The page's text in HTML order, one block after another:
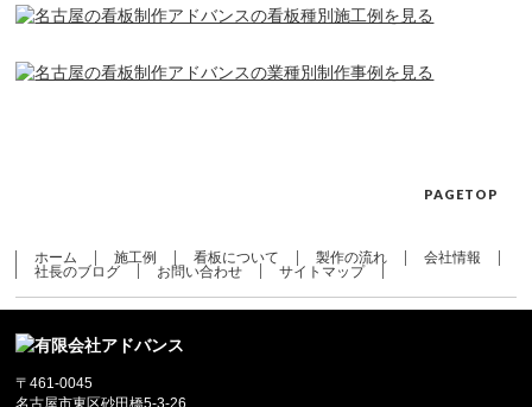
PAGETOP
ホーム 施工例 看板について 製作の流れ
会社情報
社長のブログ
お問い合わせ サイトマップ
〒461-0045
名古屋市東区砂田橋5-3-26